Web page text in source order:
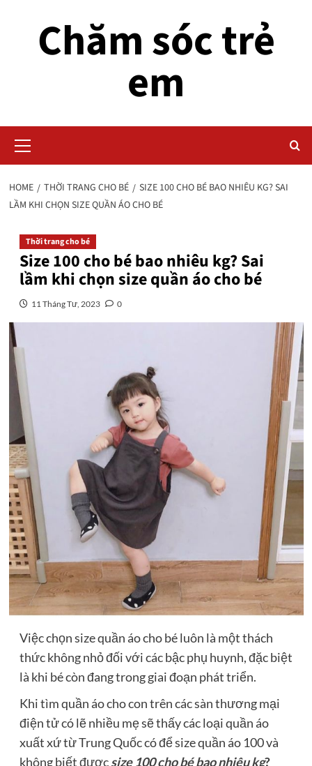
Chăm sóc trẻ
em
Menu
HOME THỜI TRANG CHO BÉ
SIZE 100 CHO BÉ BAO NHIÊU KG? SAI
LẦM KHI CHỌN SIZE QUẦN ÁO CHO BÉ
Thời trang cho bé
Size 100 cho bé bao nhiêu kg? Sai
lầm khi chọn size quần áo cho bé
11 Tháng Tư, 2023 0
Việc chọn size quần áo cho bé luôn là một thách
thức không nhỏ đối với các bậc phụ huynh, đặc biệt
là khi bé còn đang trong giai đoạn phát triển.
Khi tìm quần áo cho con trên các sàn thương mại
điện tử có lẽ nhiều mẹ sẽ thấy các loại quần áo
xuất xứ từ Trung Quốc có để size quần áo 100 và
không biết đượcsize 100 cho bé bao nhiêu kg?